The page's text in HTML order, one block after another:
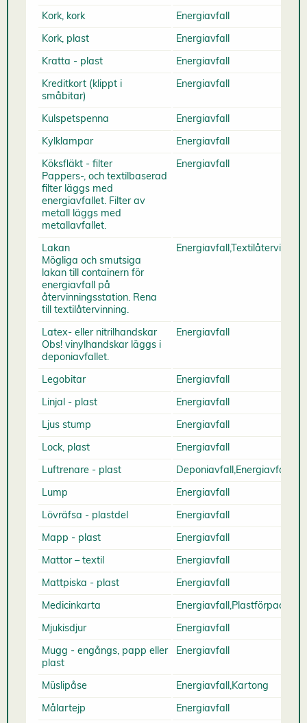
Kork, kork
Energiavfall
Kork, plast
Energiavfall
Kratta - plast
Energiavfall
Kreditkort (klippt i
småbitar)
Energiavfall
Kulspetspenna
Energiavfall
Kylklampar
Energiavfall
Köksfläkt - filter
Pappers-, och textilbaserad
filter läggs med
energiavfallet. Filter av
metall läggs med
metallavfallet.
Energiavfall
Lakan
Mögliga och smutsiga
lakan till containern för
energiavfall på
återvinningsstation. Rena
till textilåtervinning.
Energiavfall,Textilåtervinning
Latex- eller nitrilhandskar
Obs! vinylhandskar läggs i
deponiavfallet.
Energiavfall
Legobitar
Energiavfall
Linjal - plast
Energiavfall
Ljus stump
Energiavfall
Lock, plast
Energiavfall
Luftrenare - plast
Deponiavfall,Energiavfall
Lump
Energiavfall
Lövräfsa - plastdel
Energiavfall
Mapp - plast
Energiavfall
Mattor – textil
Energiavfall
Mattpiska - plast
Energiavfall
Medicinkarta
Mjukisdjur
Energiavfall
Mugg - engångs, papp eller
plast
Energiavfall
Müslipåse
Energiavfall,Kartong
Målartejp
Energiavfall